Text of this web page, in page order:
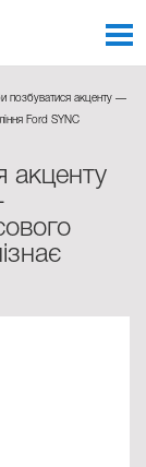
позбуватися акценту —
Ford SYNC
акценту